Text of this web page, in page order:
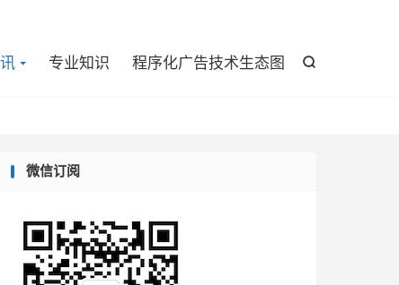

专业知识 程序化广告技术生态图
微信订阅